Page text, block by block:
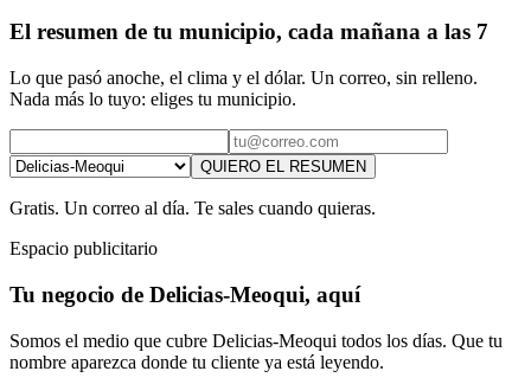
El resumen de tu municipio, cada mañana a las 7
Lo que pasó anoche, el clima y el dólar. Un correo, sin relleno.
Nada más lo tuyo: eliges tu municipio.
QUIERO EL RESUMEN
Gratis. Un correo al día. Te sales cuando quieras.
Espacio publicitario
Tu negocio de Delicias-Meoqui, aquí
Somos el medio que cubre Delicias-Meoqui todos los días. Que tu
nombre aparezca donde tu cliente ya está leyendo.